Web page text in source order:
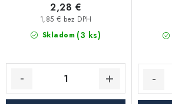
Skladom (3 ks)
1,85 € bez DPH
2,28 €